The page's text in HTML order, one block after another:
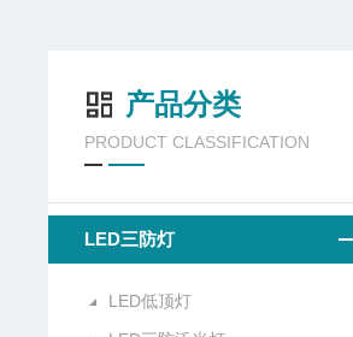
产品分类
PRODUCT CLASSIFICATION
LED三防灯
LED低顶灯